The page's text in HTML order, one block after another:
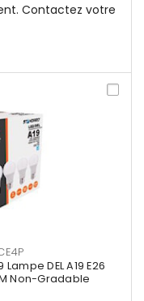
Contactez votre
Lampe DEL A19 E26
Non-Gradable